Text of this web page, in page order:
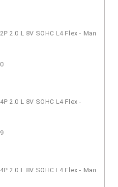
2.0 L 8V SOHC L4 Flex - Man
2.0 L 8V SOHC L4 Flex -
2.0 L 8V SOHC L4 Flex - Man